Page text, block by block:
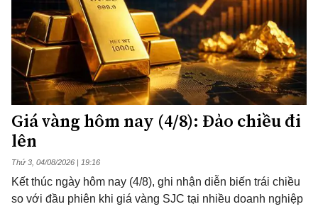
Giá vàng hôm nay (4/8): Đảo chiều đi
lên
Thứ 3, 04/08/2026 | 19:16
Kết thúc ngày hôm nay (4/8), ghi nhận diễn biến trái chiều
so với đầu phiên khi giá vàng SJC tại nhiều doanh nghiệp